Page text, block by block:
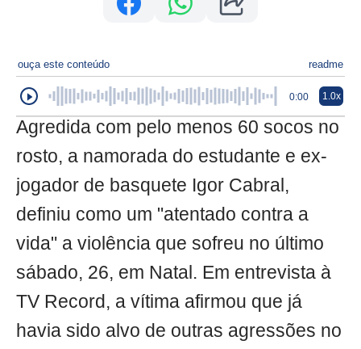
ouça este conteúdo readme
0:00 1.0x
Agredida com pelo menos 60 socos no
rosto, a namorada do estudante e ex-
jogador de basquete Igor Cabral,
definiu como um "atentado contra a
vida" a violência que sofreu no último
sábado, 26, em Natal. Em entrevista à
TV Record, a vítima afirmou que já
havia sido alvo de outras agressões no